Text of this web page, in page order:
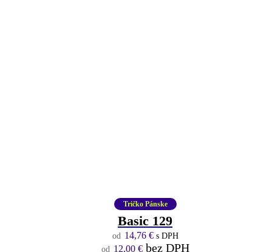
Tričko Pánske
Basic 129
14,76 € s DPH
12,00 €bez DPH